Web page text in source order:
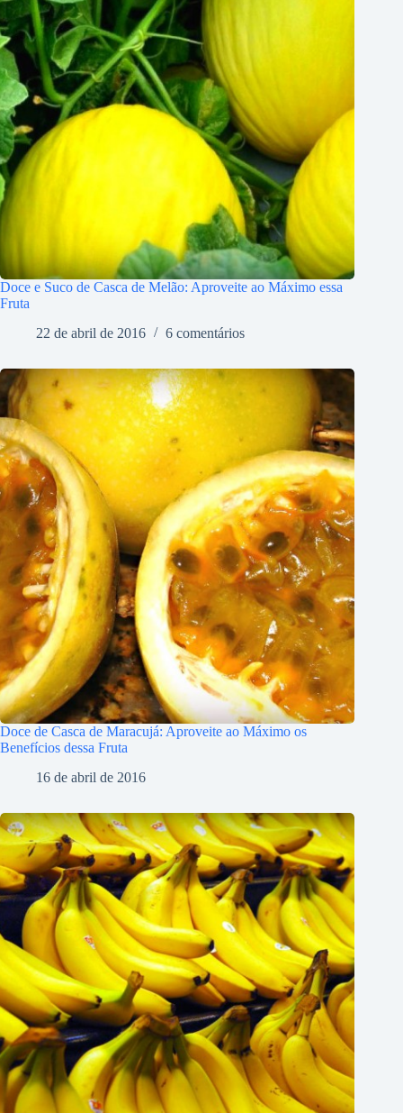
Doce e Suco de Casca de Melão: Aproveite ao Máximo essa
Fruta
22 de abril de 2016
6 comentários
Doce de Casca de Maracujá: Aproveite ao Máximo os
Benefícios dessa Fruta
16 de abril de 2016